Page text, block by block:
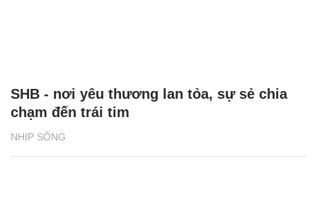
NHỊP SỐNG
SHB - nơi yêu thương lan tỏa, sự sẻ chia
chạm đến trái tim